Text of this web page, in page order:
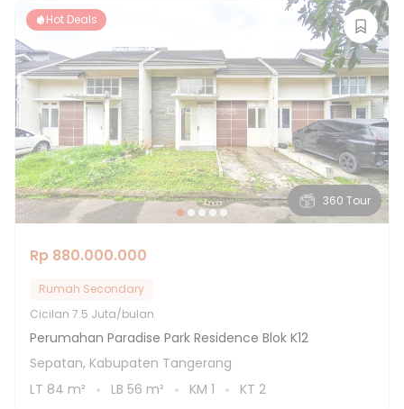
360 Tour
Hot Deals
Rp 880.000.000
Rumah Secondary
Cicilan 7.5 Juta/bulan
Perumahan Paradise Park Residence Blok K12
Sepatan, Kabupaten Tangerang
LT 84 m² LB 56 m² KM 1 KT 2